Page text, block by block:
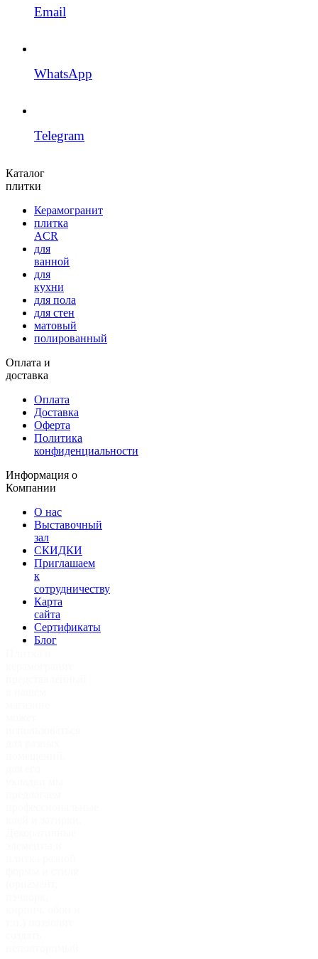
Email
WhatsApp
Telegram
Каталог
плитки
Керамогранит
плитка
ACR
для
ванной
для
кухни
для пола
для стен
матовый
полированный
Оплата и
доставка
Оплата
Доставка
Оферта
Политика
конфиденциальности
Информация о
Компании
О нас
Выставочный
зал
СКИДКИ
Приглашаем
к
сотрудничеству
Карта
сайта
Сертификаты
Блог